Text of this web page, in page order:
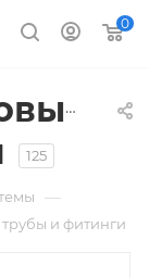
0
125
—
и фитинги